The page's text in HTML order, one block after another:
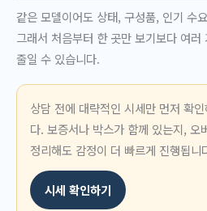
같은 모델이어도 상태, 구성품, 인기 수
그래서 처음부터 한 곳만 보기보다 여
줄일 수 있습니다.
상담 전에 대략적인 시세만 먼저 확
다. 보증서나 박스가 함께 있는지, 오
정리해도 감정이 더 빠르게 진행됩니
시세 확인하기